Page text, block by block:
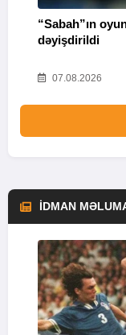
“Sabah”ın
dəyişdirildi
07.08.2026
İDMAN